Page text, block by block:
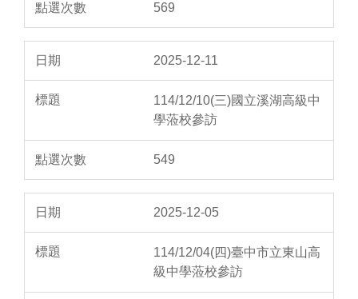
569
2025-12-11
114/12/10(三)國立溪湖高級中
學蒞校參訪
549
2025-12-05
114/12/04(四)臺中市立東山高
級中學蒞校參訪